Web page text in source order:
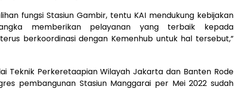
fungsi Stasiun Gambir, tentu KAI mendukung kebijakan
memberikan pelayanan yang terbaik kepada
berkoordinasi dengan Kemenhub untuk hal tersebut,”
Teknik Perkeretaapian Wilayah Jakarta dan Banten Rode
pembangunan Stasiun Manggarai per Mei 2022 sudah